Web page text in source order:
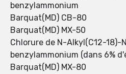
benzylammonium
Barquat(MD) CB-80
Barquat(MD) MX-50
Chlorure de N-Alkyl(C12-
benzylammonium (dans 6%
Barquat(MD) MX-80